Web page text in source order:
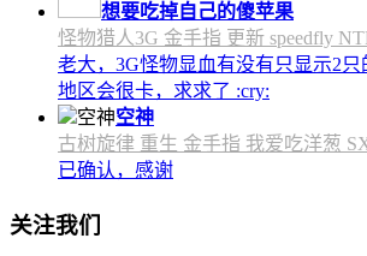
想要吃掉自己的傻苹果
怪物猎人3G 金手指 更新 speedfly
老大，3G怪物显血有没有只显示2
地区会很卡，求求了 :cry:
空神
古树旋律 重生 金手指 我爱吃洋葱
已确认，感谢
关注我们